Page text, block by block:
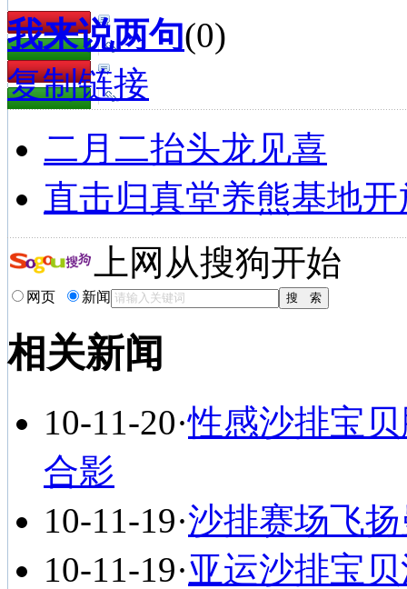
我来说两句(0)
复制链接
二月二抬头龙见喜
直击归真堂养熊基地开
上网从搜狗开始
网页 新闻
相关新闻
10-11-20·性感沙排宝
合影
10-11-19·沙排赛场飞
10-11-19·亚运沙排宝